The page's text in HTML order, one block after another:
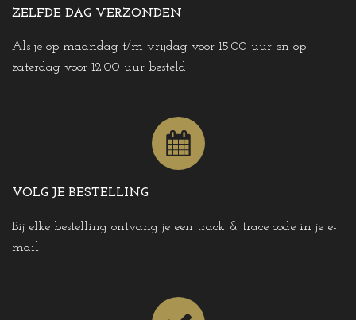
ZELFDE DAG VERZONDEN
Als je op maandag t/m vrijdag voor 15:00 uur en op
zaterdag voor 12:00 uur besteld
VOLG JE BESTELLING
Bij elke bestelling ontvang je een track & trace code in je e-
mail